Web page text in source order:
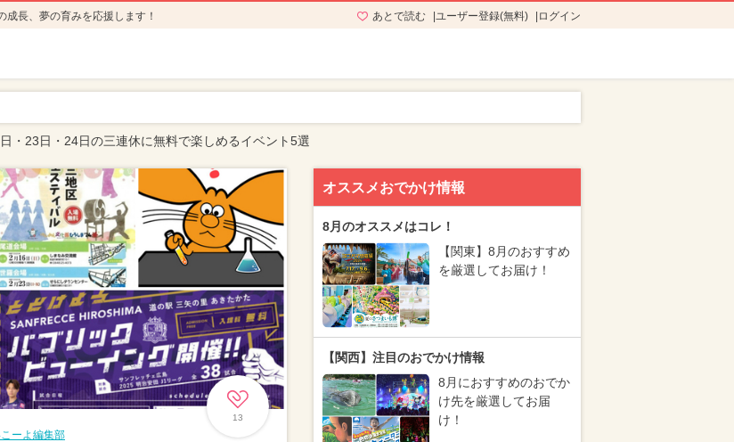
長、夢の育みを応援します！ あとで読む ユーザー登録(無料) ログイン
・23日・24日の三連休に無料で楽しめるイベント5選
13
ーよ編集部
オススメおでかけ情報
8月のオススメはコレ！
【関東】8月のおすすめ
を厳選してお届け！
【関西】注目のおでかけ情報
8月におすすめのおでか
け先を厳選してお届
け！